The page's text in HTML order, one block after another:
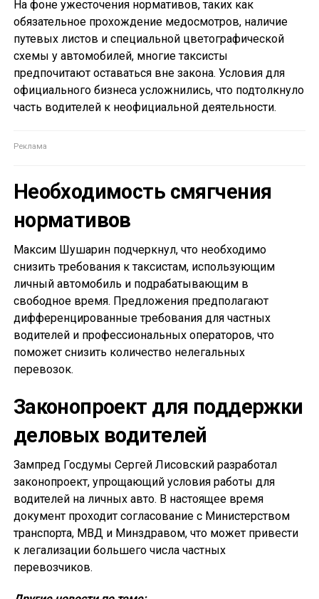
На фоне ужесточения нормативов, таких как
обязательное прохождение медосмотров, наличие
путевых листов и специальной цветографической
схемы у автомобилей, многие таксисты
предпочитают оставаться вне закона. Условия для
официального бизнеса усложнились, что подтолкнуло
часть водителей к неофициальной деятельности.
Необходимость смягчения
нормативов
Максим Шушарин подчеркнул, что необходимо
снизить требования к таксистам, использующим
личный автомобиль и подрабатывающим в
свободное время. Предложения предполагают
дифференцированные требования для частных
водителей и профессиональных операторов, что
поможет снизить количество нелегальных
перевозок.
Законопроект для поддержки
деловых водителей
Зампред Госдумы Сергей Лисовский разработал
законопроект, упрощающий условия работы для
водителей на личных авто. В настоящее время
документ проходит согласование с Министерством
транспорта, МВД и Минздравом, что может привести
к легализации большего числа частных
перевозчиков.